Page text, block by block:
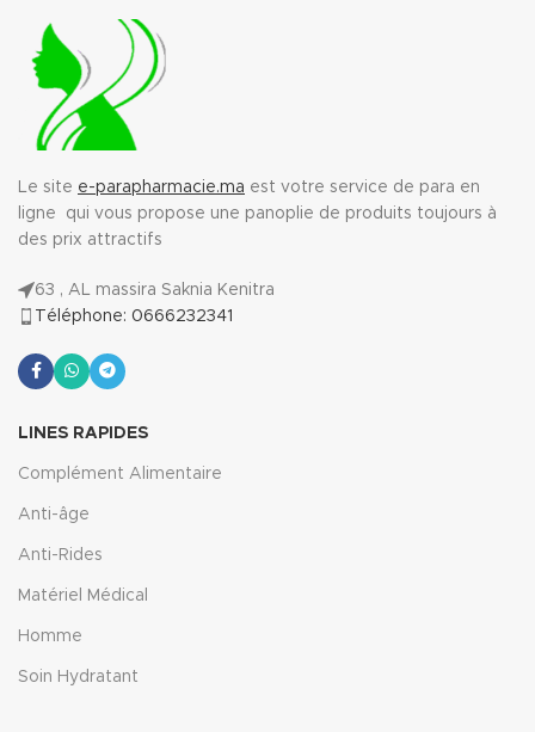
Le site e-parapharmacie.ma est votre service de para en
ligne qui vous propose une panoplie de produits toujours à
des prix attractifs
63 , AL massira Saknia Kenitra
Téléphone: 0666232341
LINES RAPIDES
Complément Alimentaire
Anti-âge
Anti-Rides
Matériel Médical
Homme
Soin Hydratant